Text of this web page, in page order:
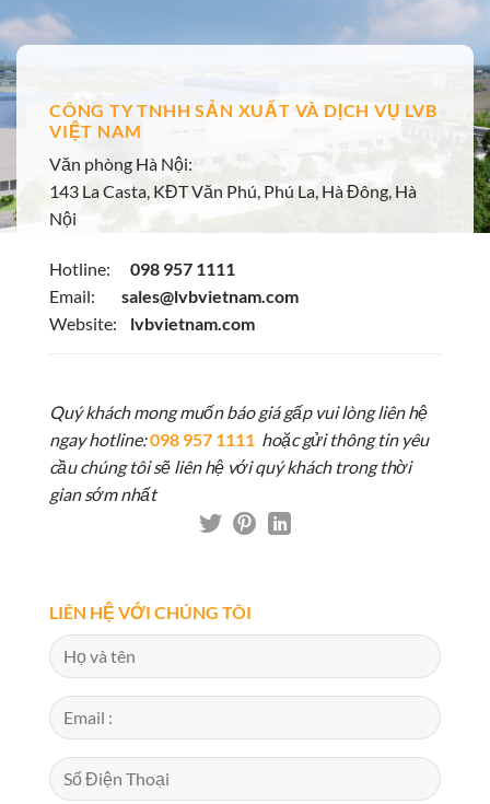
CÔNG TY TNHH SẢN XUẤT VÀ DỊCH VỤ LVB
VIỆT NAM
Văn phòng Hà Nội:
143 La Casta, KĐT Văn Phú, Phú La, Hà Đông, Hà
Nội
Hotline:
098 957 1111
Email:
sales@lvbvietnam.com
Website:
lvbvietnam.com
Quý khách mong muốn báo giá gấp vui lòng liên hệ
ngay hotline:098 957 1111 hoặc gửi thông tin yêu
cầu chúng tôi sẽ liên hệ với quý khách trong thời
gian sớm nhất
LIÊN HỆ VỚI CHÚNG TÔI